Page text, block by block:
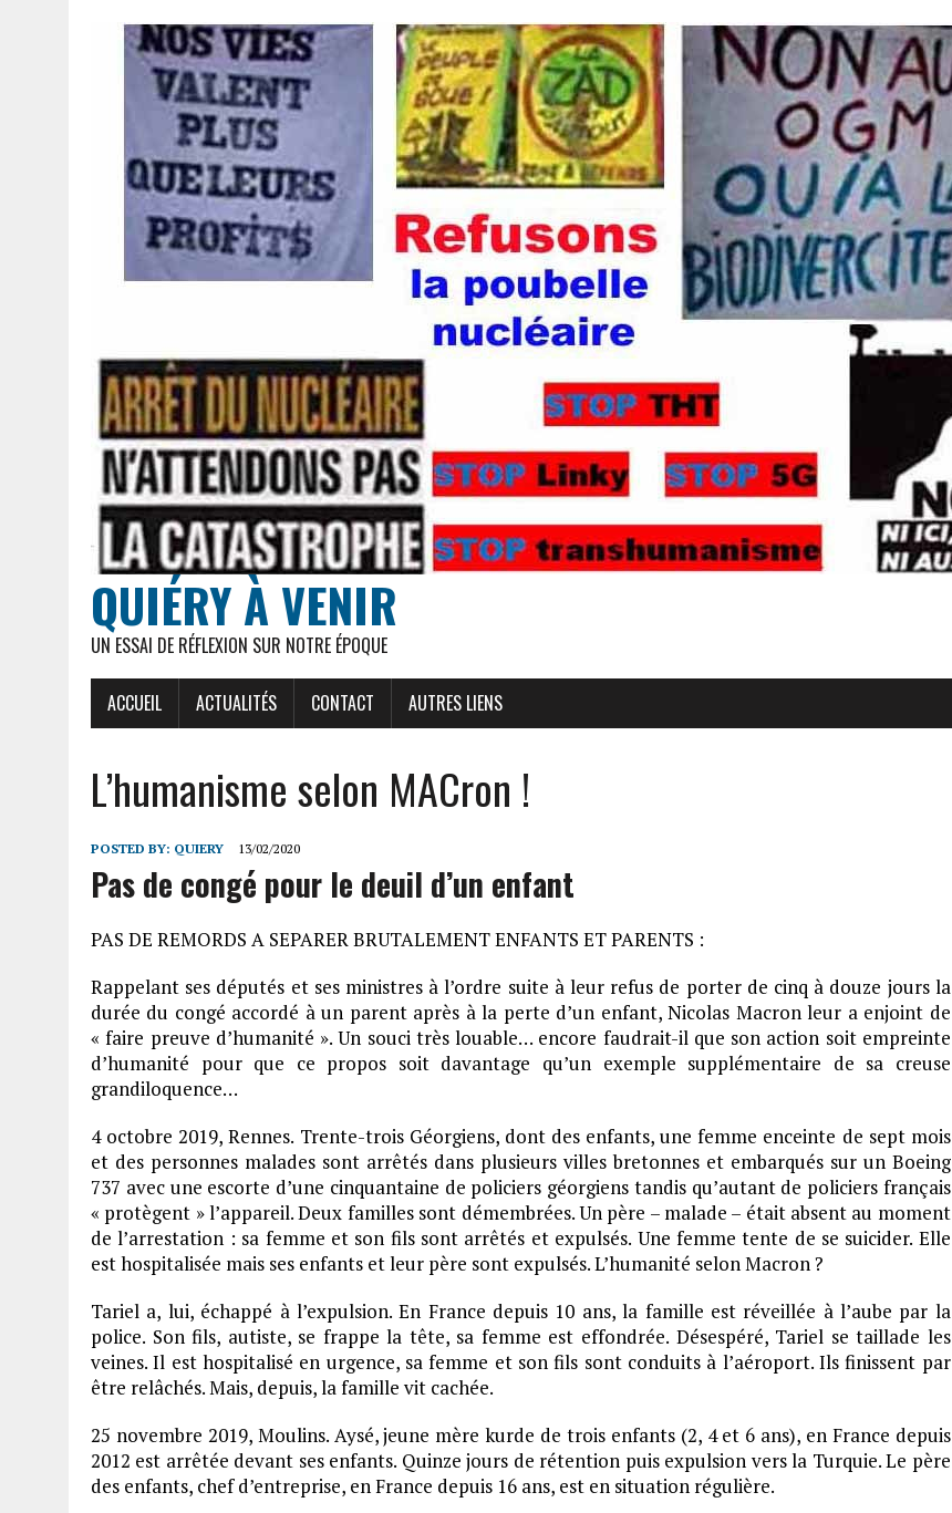
QUIÉRY À VENIR
UN ESSAI DE RÉFLEXION SUR NOTRE ÉPOQUE
ACCUEIL ACTUALITÉS CONTACT AUTRES LIENS
L’humanisme selon MACron !
POSTED BY: QUIERY 13/02/2020
Pas de congé pour le deuil d’un enfant
PAS DE REMORDS A SEPARER BRUTALEMENT ENFANTS ET PARENTS :
Rappelant ses députés et ses ministres à l’ordre suite à leur refus de porter de cinq à douze jours la
durée du congé accordé à un parent après à la perte d’un enfant, Nicolas Macron leur a enjoint de
« faire preuve d’humanité ». Un souci très louable… encore faudrait-il que son action soit empreinte
d’humanité pour que ce propos soit davantage qu’un exemple supplémentaire de sa creuse
grandiloquence…
4 octobre 2019, Rennes. Trente-trois Géorgiens, dont des enfants, une femme enceinte de sept mois
et des personnes malades sont arrêtés dans plusieurs villes bretonnes et embarqués sur un Boeing
737 avec une escorte d’une cinquantaine de policiers géorgiens tandis qu’autant de policiers français
« protègent » l’appareil. Deux familles sont démembrées. Un père – malade – était absent au moment
de l’arrestation : sa femme et son fils sont arrêtés et expulsés. Une femme tente de se suicider. Elle
est hospitalisée mais ses enfants et leur père sont expulsés. L’humanité selon Macron ?
Tariel a, lui, échappé à l’expulsion. En France depuis 10 ans, la famille est réveillée à l’aube par la
police. Son fils, autiste, se frappe la tête, sa femme est effondrée. Désespéré, Tariel se taillade les
veines. Il est hospitalisé en urgence, sa femme et son fils sont conduits à l’aéroport. Ils finissent par
être relâchés. Mais, depuis, la famille vit cachée.
25 novembre 2019, Moulins. Aysé, jeune mère kurde de trois enfants (2, 4 et 6 ans), en France depuis
2012 est arrêtée devant ses enfants. Quinze jours de rétention puis expulsion vers la Turquie. Le père
des enfants, chef d’entreprise, en France depuis 16 ans, est en situation régulière.